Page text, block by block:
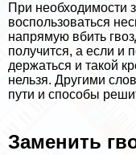
При необходимости
воспользоваться
напрямую вбить
получится, а если и
держаться и такой
нельзя. Другими
пути и способы
Заменить